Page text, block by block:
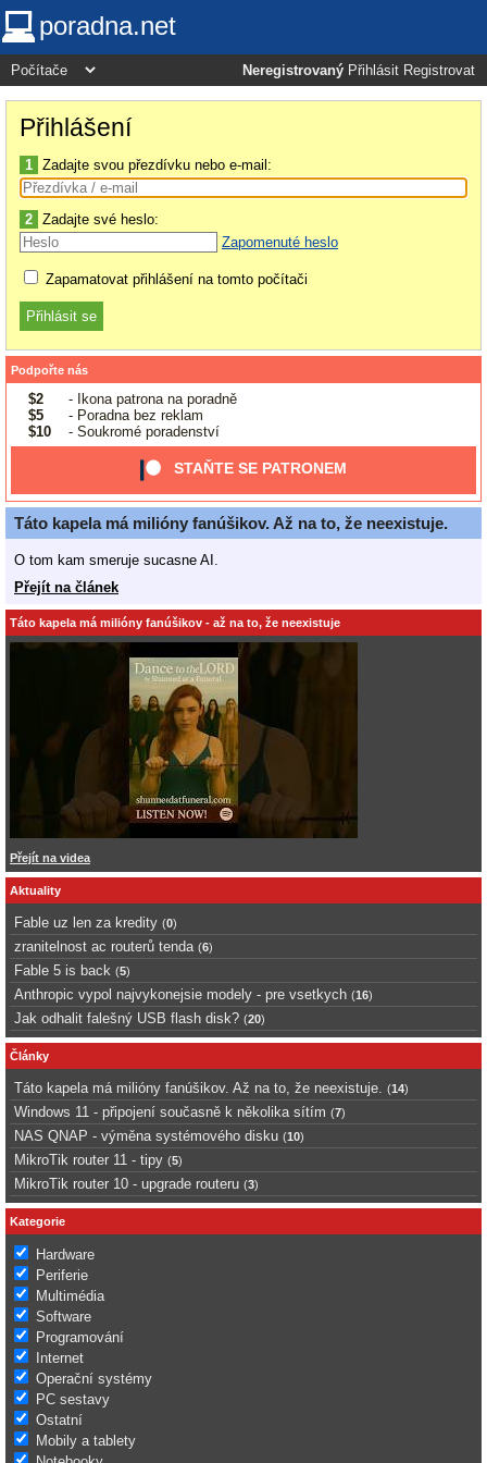
poradna.net
Neregistrovaný Přihlásit Registrovat
Přihlášení
1 Zadajte svou přezdívku nebo e-mail:
2 Zadajte své heslo:
Zapomenuté heslo
Zapamatovat přihlášení na tomto počítači
Podpořte nás
$2
- Ikona patrona na poradně
$5
- Poradna bez reklam
$10
- Soukromé poradenství
STAŇTE SE PATRONEM
Táto kapela má milióny fanúšikov. Až na to, že neexistuje.
O tom kam smeruje sucasne AI.
Přejít na článek
Táto kapela má milióny fanúšikov - až na to, že neexistuje
Přejít na videa
Aktuality
Fable uz len za kredity (0)
zranitelnost ac routerů tenda (6)
Fable 5 is back (5)
Anthropic vypol najvykonejsie modely - pre vsetkych (16)
Jak odhalit falešný USB flash disk? (20)
Články
Táto kapela má milióny fanúšikov. Až na to, že neexistuje. (14)
Windows 11 - připojení současně k několika sítím (7)
NAS QNAP - výměna systémového disku (10)
MikroTik router 11 - tipy (5)
MikroTik router 10 - upgrade routeru (3)
Kategorie
Hardware
Periferie
Multimédia
Software
Programování
Internet
Operační systémy
PC sestavy
Ostatní
Mobily a tablety